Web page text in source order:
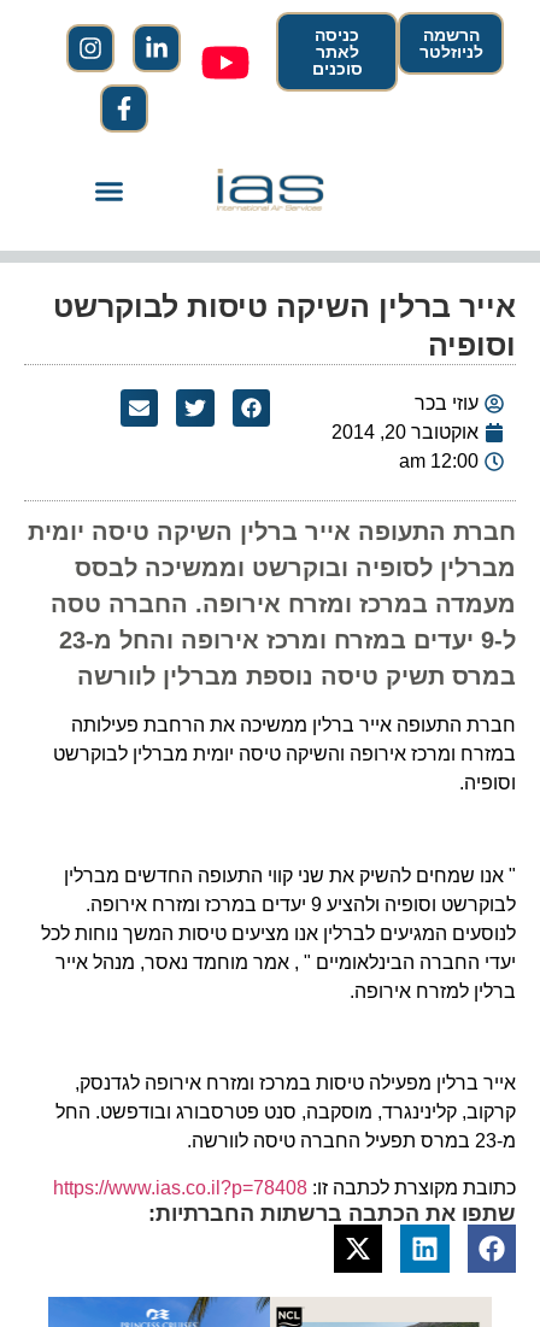
הרשמה
לניוזלטר
כניסה
לאתר
סוכנים
אייר ברלין השיקה טיסות לבוקרשט
וסופיה
עוזי בכר
אוקטובר 20, 2014
12:00 am
חברת התעופה אייר ברלין השיקה טיסה יומית
מברלין לסופיה ובוקרשט וממשיכה לבסס
מעמדה במרכז ומזרח אירופה. החברה טסה
ל-9 יעדים במזרח ומרכז אירופה והחל מ-23
במרס תשיק טיסה נוספת מברלין לוורשה
חברת התעופה אייר ברלין ממשיכה את הרחבת פעילותה
במזרח ומרכז אירופה והשיקה טיסה יומית מברלין לבוקרשט
וסופיה.
" אנו שמחים להשיק את שני קווי התעופה החדשים מברלין
לבוקרשט וסופיה ולהציע 9 יעדים במרכז ומזרח אירופה.
לנוסעים המגיעים לברלין אנו מציעים טיסות המשך נוחות לכל
יעדי החברה הבינלאומיים " , אמר מוחמד נאסר, מנהל אייר
ברלין למזרח אירופה.
אייר ברלין מפעילה טיסות במרכז ומזרח אירופה לגדנסק,
קרקוב, קלינינגרד, מוסקבה, סנט פטרסבורג ובודפשט. החל
מ-23 במרס תפעיל החברה טיסה לוורשה.
כתובת מקוצרת לכתבה זו: https://www.ias.co.il?p=78408
שתפו את הכתבה ברשתות החברתיות: